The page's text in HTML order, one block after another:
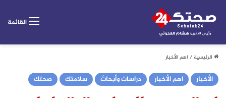
القائمة
الرئيسية/ اهم الأخبار
الأخبار اهم الأخبار دراسات وأبحاث سلامتك صحتك